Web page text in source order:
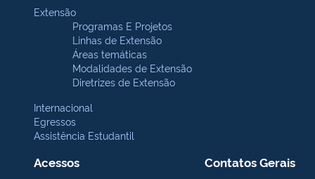
Extensão
Programas E Projetos
Linhas de Extensão
Áreas temáticas
Modalidades de Extensão
Diretrizes de Extensão
Internacional
Egressos
Assistência Estudantil
Acessos Contatos Gerais